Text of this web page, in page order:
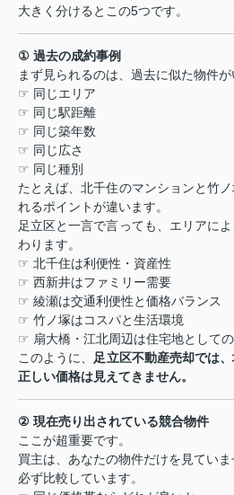
大きく分けるとこの5つです。
① 過去の成約事例
まず見られるのは、過去に似た物件が
☞ 同じエリア
☞ 同じ駅距離
☞ 同じ築年数
☞ 同じ広さ
☞ 同じ種別
たとえば、北千住のマンションと竹
れるポイントが違います。
足立区と一言で言っても、エリアに
わります。
☞ 北千住は利便性・資産性
☞ 西新井はファミリー需要
☞ 綾瀬は交通利便性と価格バランス
☞ 竹ノ塚はコスパと生活環境
☞ 扇大橋・江北周辺は住宅地として
このように、 足立区不動産売却では
正しい価格は見えてきません。
② 現在売り出されている競合物件
ここが超重要です。
買主は、あなたの物件だけを見ていま
必ず比較しています。